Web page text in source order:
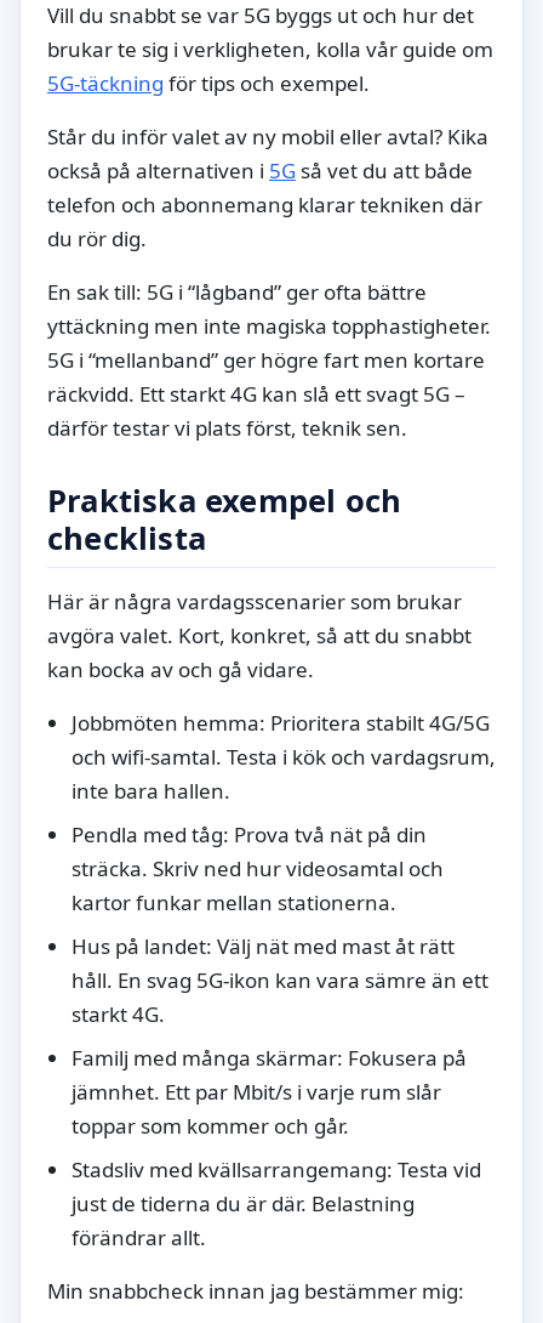
Vill du snabbt se var 5G byggs ut och hur det
brukar te sig i verkligheten, kolla vår guide om
5G-täckning för tips och exempel.
Står du inför valet av ny mobil eller avtal? Kika
också på alternativen i 5G så vet du att både
telefon och abonnemang klarar tekniken där
du rör dig.
En sak till: 5G i “lågband” ger ofta bättre
yttäckning men inte magiska topphastigheter.
5G i “mellanband” ger högre fart men kortare
räckvidd. Ett starkt 4G kan slå ett svagt 5G –
därför testar vi plats först, teknik sen.
Praktiska exempel och
checklista
Här är några vardagsscenarier som brukar
avgöra valet. Kort, konkret, så att du snabbt
kan bocka av och gå vidare.
Jobbmöten hemma: Prioritera stabilt 4G/5G
och wifi-samtal. Testa i kök och vardagsrum,
inte bara hallen.
Pendla med tåg: Prova två nät på din
sträcka. Skriv ned hur videosamtal och
kartor funkar mellan stationerna.
Hus på landet: Välj nät med mast åt rätt
håll. En svag 5G-ikon kan vara sämre än ett
starkt 4G.
Familj med många skärmar: Fokusera på
jämnhet. Ett par Mbit/s i varje rum slår
toppar som kommer och går.
Stadsliv med kvällsarrangemang: Testa vid
just de tiderna du är där. Belastning
förändrar allt.
Min snabbcheck innan jag bestämmer mig: